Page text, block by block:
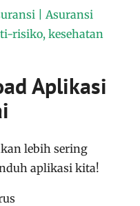
| Asuransi
risiko, kesehatan
Aplikasi
lebih sering
aplikasi kita!